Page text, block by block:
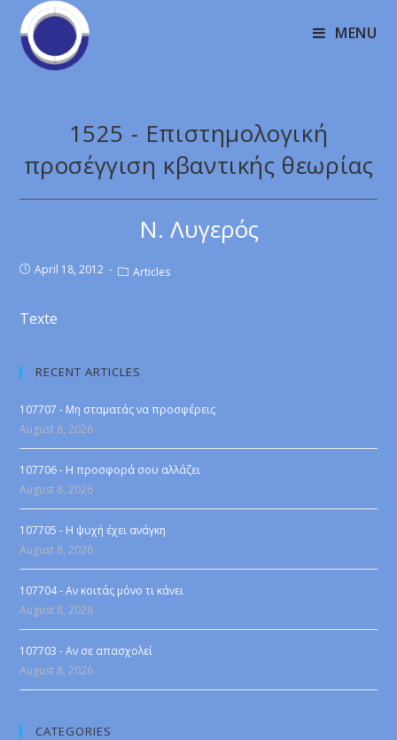
MENU
1525 - Επιστηµολογική
προσέγγιση κβαντικής θεωρίας
Ν. Λυγερός
April 18, 2012 Articles
Texte
RECENT ARTICLES
107707 - Μη σταματάς να προσφέρεις
August 8, 2026
107706 - Η προσφορά σου αλλάζει
August 8, 2026
107705 - Η ψυχή έχει ανάγκη
August 8, 2026
107704 - Αν κοιτάς μόνο τι κάνει
August 8, 2026
107703 - Αν σε απασχολεί
August 8, 2026
CATEGORIES